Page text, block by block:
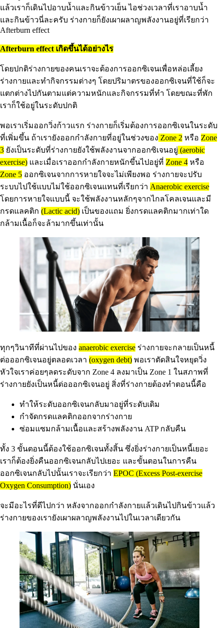
แล้วเราก็เดินไปอาบน้ำและกินข้าวเย็น ไอช่วงเวลาที่เราอาบน้ำ
และกินข้าวนี่ละครับ ร่างกายก็ยังเผาผลาญพลังงานอยู่ที่เรียกว่า
Afterburn effect
Afterburn effect เกิดขึ้นได้อย่างไร
โดยปกติร่างกายของคนเราจะต้องการออกซิเจนเพื่อหล่อเลี้ยง
ร่างกายและทำกิจกรรมต่างๆ โดยปริมาตรของออกซิเจนที่ใช้ก็จะ
แตกต่างไปกันตามแต่ความหนักและกิจกรรมที่ทำ โดยขณะที่พัก
เราก็ใช้อยู่ในระดับปกติ
พอเราเริ่มออกวิ่งก้าวแรก ร่างกายก็เริ่มต้องการออกซิเจนในระดับ
ที่เพิ่มขึ้น ถ้าเรายังออกกำลังกายที่อยู่ในช่วงของ Zone 2 หรือ Zone
3 ยังเป็นระดับที่ร่างกายยังใช้พลังงานจากออกซิเจนอยู่ (aerobic
exercise) และเมื่อเราออกกำลังกายหนักขึ้นไปอยู่ที่ Zone 4 หรือ
Zone 5 ออกซิเจนจากการหายใจจะไม่เพียงพอ ร่างกายจะปรับ
ระบบไปใช้แบบไม่ใช้ออกซิเจนแทนที่เรียกว่า Anaerobic exercise
โดยการหายใจแบบนี้ จะใช้พลังงานหลักๆจากไกลโคลเจนและมี
กรดแลคติก (Lactic acid) เป็นของแถม ยิ่งกรดแลคติกมากเท่าใด
กล้ามเนื้อก็จะล้ามากขึ้นเท่านั้น
ทุกๆวินาทีที่ผ่านไปของ anaerobic exercise ร่างกายจะกลายเป็นหนี้
ต่อออกซิเจนอยู่ตลอดเวลา (oxygen debt) พอเราตัดสินใจหยุดวิ่ง
หัวใจเราค่อยๆลดระดับจาก Zone 4 ลงมาเป็น Zone 1 ในสภาพที่
ร่างกายยังเป็นหนี้ต่อออกซิเจนอยู่ สิ่งที่ร่างกายต้องทำตอนนี้คือ
ทำให้ระดับออกซิเจนกลับมาอยู่ที่ระดับเดิม
กำจัดกรดแลคติกออกจากร่างกาย
ซ่อมแซมกล้ามเนื้อและสร้างพลังงาน ATP กลับคืน
ทั้ง 3 ขั้นตอนนี้ต้องใช้ออกซิเจนทั้งสิ้น ซึ่งยิ่งร่างกายเป็นหนี้เยอะ
เราก็ต้องยิ่งคืนออกซิเจนกลับไปเยอะ และขั้นตอนในการคืน
ออกซิเจนกลับไปนั้นเราจะเรียกว่า EPOC (Excess Post-exercise
Oxygen Consumption) นั่นเอง
จะมีอะไรที่ดีไปกว่า หลังจากออกกำลังกายแล้วเดินไปกินข้าวแล้ว
ร่างกายของเรายังเผาผลาญพลังงานไปในเวลาเดียวกัน